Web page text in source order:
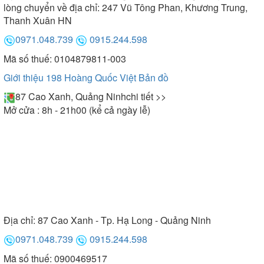
II. Chế độ bảo hành
lòng chuyển về địa chỉ: 247 Vũ Tông Phan, Khương Trung,
Thanh Xuân HN
0971.048.739
0915.244.598
Mã số thuế: 0104879811-003
Giới thiệu 198 Hoàng Quốc Việt Bản đồ
87 Cao Xanh, Quảng Ninhchi tiết >>
Mở cửa : 8h - 21h00 (kể cả ngày lễ)
Địa chỉ: 87 Cao Xanh - Tp. Hạ Long - Quảng Ninh
0971.048.739
0915.244.598
Mã số thuế: 0900469517